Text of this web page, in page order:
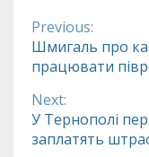
Continue
Reading
Previous:
Шмигаль про
працювати
Next:
У Тернополі
заплатять